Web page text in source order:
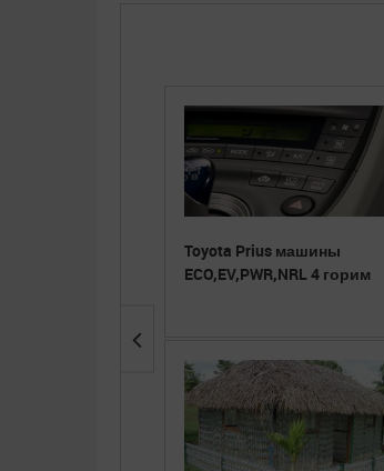
Toyota Prius машины
ECO,EV,PWR,NRL 4 горим